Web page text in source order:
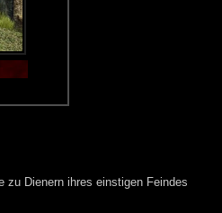
zu Dienern ihres einstigen Feindes